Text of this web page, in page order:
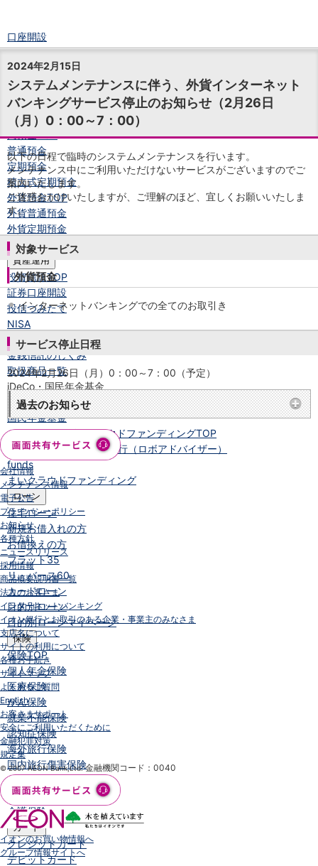
口座開設
ログイン
チャット
メニュー
商品・サービス
預金
円預金TOP
普通預金
定期預金
積立式定期預金
外貨預金TOP
外貨普通預金
外貨定期預金
外貨普通預金積立
資産運用
投資信託TOP
証券口座開設
投信つみたて
NISA
金銭信託
金銭信託のしくみ
取扱商品一覧
iDeCo・国民年金基金
iDeCo（個人型確定拠出年金）
国民年金基金
ロボアドバイザークラウドファンディングTOP
WealthNavi for イオン銀行（ロボアドバイザー）
funds
まいクラウドファンディング
ローン
住宅ローン
新規お借入れの方
お借換えの方
フラット35
リ・バース60
カードローン
目的別ローン
目的別ローンマイページ
保険
保険TOP
個人年金保険
医療保険
がん保険
就業不能保険
認知症保険
海外旅行保険
国内旅行傷害保険
スマホ保険
傷害保険
介護保険
カード
クレジットカード
デビットカード
2024年2月15日
システムメンテナンスに伴う、外貨インターネット
バンキングサービス停止のお知らせ（2月26日
（月）0：00～7：00）
以下の日程で臨時のシステムメンテナンスを行います。
メンテナンス中にご利用いただけないサービスがございますのでご
案内いたします。
ご迷惑おかけいたしますが、ご理解のほど、宜しくお願いいたしま
す。
対象サービス
外貨預金
インターネットバンキングでの全てのお取引き
サービス停止日程
2024年2月26日（月）0：00～7：00（予定）
過去のお知らせ
会社情報
メンテナンス情報
電子公告
プライバシーポリシー
お知らせ
各種方針
ニュースリリース
採用情報
商品概要説明書一覧
法人のお客さま
インターネットバンキング
イオン銀行とお取引のある企業・事業主のみなさま
支店名について
サイトの利用について
各種お手続き
サイトマップ
よくあるご質問
English
お客さまサポート
安全にご利用いただくために
金融犯罪対策
規定集
© 2007 AEON Bank,Ltd. 金融機関コード：0040
イオンのお買い物情報へ
グループ情報サイトへ